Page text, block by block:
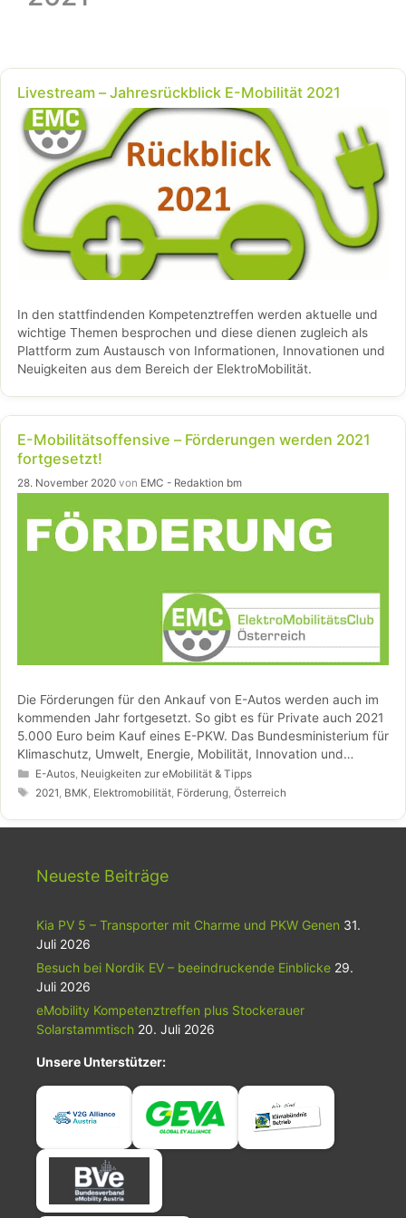
Livestream – Jahresrückblick E-Mobilität 2021
In den stattfindenden Kompetenztreffen werden aktuelle und
wichtige Themen besprochen und diese dienen zugleich als
Plattform zum Austausch von Informationen, Innovationen und
Neuigkeiten aus dem Bereich der ElektroMobilität.
E-Mobilitätsoffensive – Förderungen werden 2021
fortgesetzt!
28. November 2020 von EMC - Redaktion bm
Die Förderungen für den Ankauf von E-Autos werden auch im
kommenden Jahr fortgesetzt. So gibt es für Private auch 2021
5.000 Euro beim Kauf eines E-PKW. Das Bundesministerium für
Klimaschutz, Umwelt, Energie, Mobilität, Innovation und
Technologie (BMK) stellt dafür 2021 insgesamt 46 Millionen
Euro zur Verfügung.
Kategorien
E-Autos Neuigkeiten zur eMobilität & Tipps
Schlagwörter
2021 BMK Elektromobilität Förderung ,Österreich
Neueste Beiträge
Kia PV 5 – Transporter mit Charme und PKW Genen 31.
Juli 2026
Besuch bei Nordik EV – beeindruckende Einblicke 29.
Juli 2026
eMobility Kompetenztreffen plus Stockerauer
Solarstammtisch 20. Juli 2026
Unsere Unterstützer: